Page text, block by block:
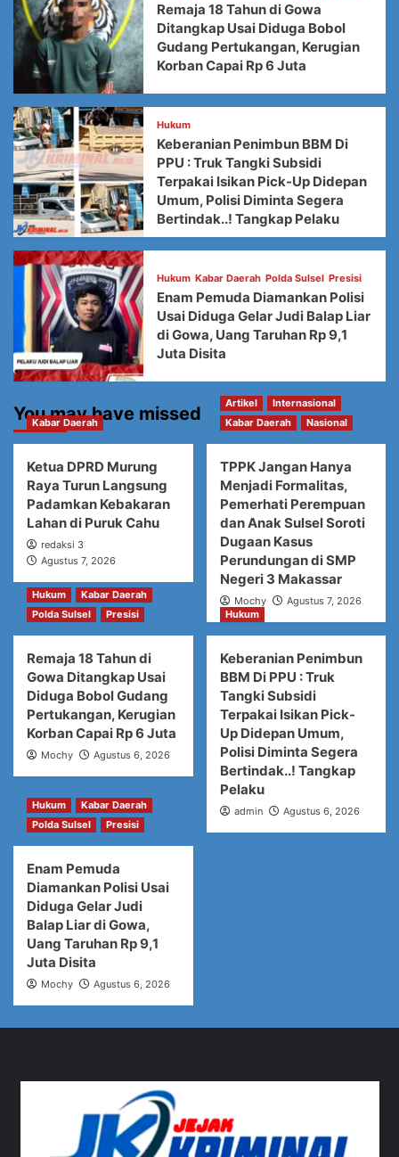
Remaja 18 Tahun di Gowa
Ditangkap Usai Diduga Bobol
Gudang Pertukangan, Kerugian
Korban Capai Rp 6 Juta
Hukum
Keberanian Penimbun BBM Di
PPU : Truk Tangki Subsidi
Terpakai Isikan Pick-Up Didepan
Umum, Polisi Diminta Segera
Bertindak..! Tangkap Pelaku
Hukum Kabar Daerah Polda Sulsel Presisi
Enam Pemuda Diamankan Polisi
Usai Diduga Gelar Judi Balap Liar
di Gowa, Uang Taruhan Rp 9,1
Juta Disita
You may have missed
Kabar Daerah
Ketua DPRD Murung
Raya Turun Langsung
Padamkan Kebakaran
Lahan di Puruk Cahu
redaksi 3
Agustus 7, 2026
Artikel
Internasional
Kabar Daerah
Nasional
TPPK Jangan Hanya
Menjadi Formalitas,
Pemerhati Perempuan
dan Anak Sulsel Soroti
Dugaan Kasus
Perundungan di SMP
Negeri 3 Makassar
Mochy Agustus 7, 2026
Hukum
Kabar Daerah
Polda Sulsel
Presisi
Remaja 18 Tahun di
Gowa Ditangkap Usai
Diduga Bobol Gudang
Pertukangan, Kerugian
Korban Capai Rp 6 Juta
Mochy Agustus 6, 2026
Hukum
Keberanian Penimbun
BBM Di PPU : Truk
Tangki Subsidi
Terpakai Isikan Pick-
Up Didepan Umum,
Polisi Diminta Segera
Bertindak..! Tangkap
Pelaku
admin Agustus 6, 2026
Hukum
Kabar Daerah
Polda Sulsel
Presisi
Enam Pemuda
Diamankan Polisi Usai
Diduga Gelar Judi
Balap Liar di Gowa,
Uang Taruhan Rp 9,1
Juta Disita
Mochy Agustus 6, 2026